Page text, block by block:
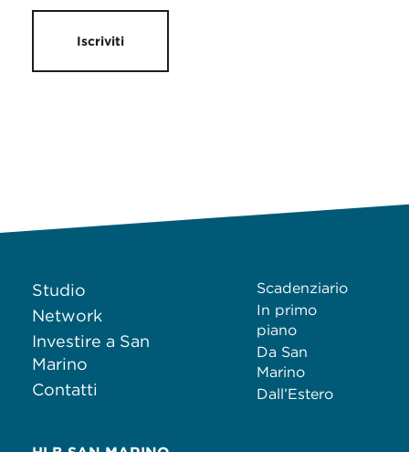
Iscriviti
Studio
Network
Investire a San
Marino
Contatti
Scadenziario
In primo
piano
Da San
Marino
Dall’Estero